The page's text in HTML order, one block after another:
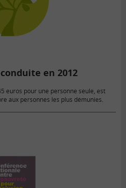
en 2012
euros pour une personne seule, est
aux personnes les plus démunies.